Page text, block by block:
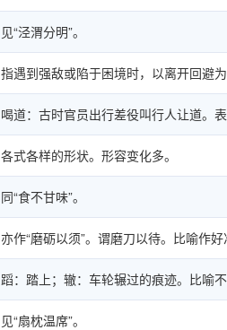
见“泾渭分明”。
指遇到强敌或陷于困境时，以离开回避为
喝道：古时官员出行差役叫行人让道。表
各式各样的形状。形容变化多。
同“食不甘味”。
亦作“磨砺以须”。谓磨刀以待。比喻作好
蹈：踏上；辙：车轮辗过的痕迹。比喻
见“扇枕温席”。